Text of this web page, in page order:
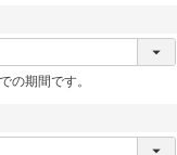
の期間です。